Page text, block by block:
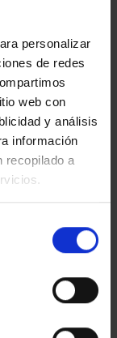
personalizar
de redes
web con
y análisis
información
recopilado a
DE
949,00 €
registrados